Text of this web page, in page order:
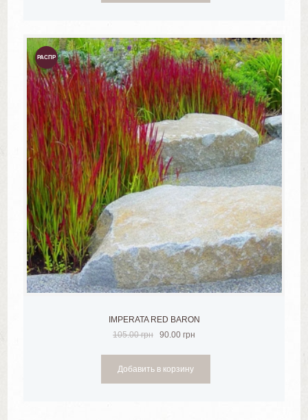
РАСПР
ОДАЖ
А!
IMPERATA RED BARON
105.00грн 90.00 грн
Добавить в корзину